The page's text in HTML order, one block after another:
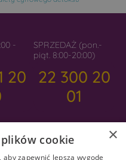
-
20
SPRZEDAŻ (pon.-
piąt. 8:00-20:00)
22 300 20
01
×
cookie
zapewnić lepszą wygodę